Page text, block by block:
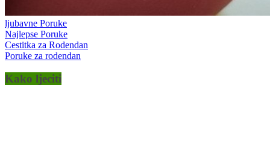
ljubavne Poruke
Najlepse Poruke
Cestitka za Rodendan
Poruke za rodendan
Kako ljeciti